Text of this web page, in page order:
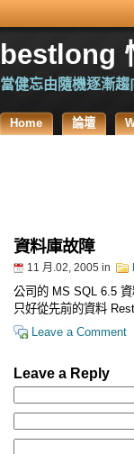
bestlong
當健忘由隨機逐漸
Home 論壇
資料庫故障
11 月.02, 2005 in
公司的 MS SQL 6.5
只好從先前的資料
Leave a Comment
Leave a Reply